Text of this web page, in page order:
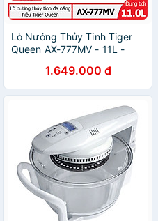
Lò Nướng Thủy Tinh Tiger
Queen AX-777MV - 11L -
Chính Hãng1.649.000 đ